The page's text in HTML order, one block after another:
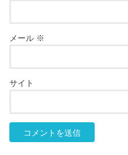
メール ※
サイト